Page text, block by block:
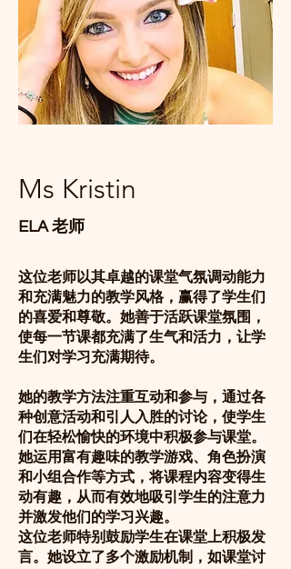
Ms Kristin
ELA 老师
这位老师以其卓越的课堂气氛调动能力
和充满魅力的教学风格，赢得了学生们
的喜爱和尊敬。她善于活跃课堂氛围，
使每一节课都充满了生气和活力，让学
生们对学习充满期待。
她的教学方法注重互动和参与，通过各
种创意活动和引人入胜的讨论，使学生
们在轻松愉快的环境中积极参与课堂。
她运用富有趣味的教学游戏、角色扮演
和小组合作等方式，将课程内容变得生
动有趣，从而有效地吸引学生的注意力
并激发他们的学习兴趣。
这位老师特别鼓励学生在课堂上积极发
言。她设立了多个激励机制，如课堂讨